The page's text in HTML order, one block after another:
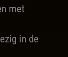
met
in de